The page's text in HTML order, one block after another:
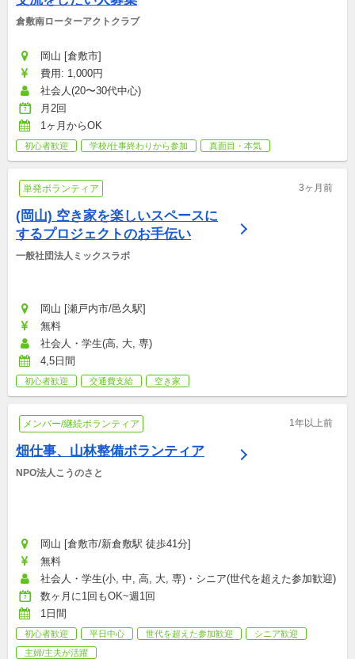
倉敷南ローターアクトクラブ
岡山 [倉敷市]
費用: 1,000円
社会人(20〜30代中心)
月2回
1ヶ月からOK
初心者歓迎 学校/仕事終わりから参加 真面目・本気
単発ボランティア 3ヶ月前
(岡山) 空き家を楽しいスペースに
するプロジェクトのお手伝い
一般社団法人ミックスラボ
岡山 [瀬戸内市/邑久駅]
無料
社会人・学生(高, 大, 専)
4,5日間
初心者歓迎 交通費支給 空き家
メンバー/継続ボランティア 1年以上前
畑仕事、山林整備ボランティア
NPO法人こうのさと
岡山 [倉敷市/新倉敷駅 徒歩41分]
無料
社会人・学生(小, 中, 高, 大, 専)・シニア(世代を超えた参加歓迎)
数ヶ月に1回もOK~週1回
1日間
初心者歓迎 平日中心 世代を超えた参加歓迎
シニア歓迎
主婦/主夫が活躍